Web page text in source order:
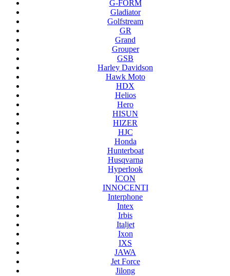
G-FORM
Gladiator
Golfstream
GR
Grand
Grouper
GSB
Harley Davidson
Hawk Moto
HDX
Helios
Hero
HISUN
HIZER
HJC
Honda
Hunterboat
Husqvarna
Hyperlook
ICON
INNOCENTI
Interphone
Intex
Irbis
Italjet
Ixon
IXS
JAWA
Jet Force
Jilong